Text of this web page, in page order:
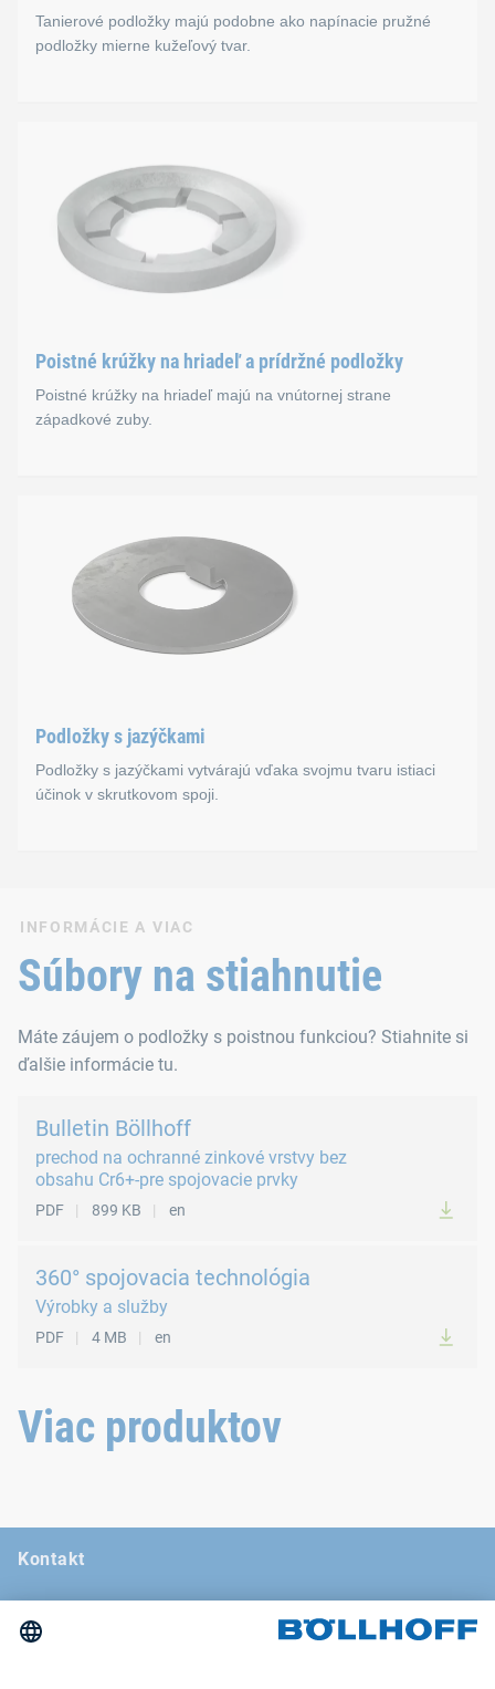
Tanierové podložky majú podobne ako napínacie pružné
podložky mierne kužeľový tvar.
Tanierové podložky majú podobne ako napínacie pružné
Normy
DIN 2093 B
DIN 2093 C
Poistné krúžky na hriadeľ a prídržné podložky
Poistné krúžky na hriadeľ majú na vnútornej strane
západkové zuby.
Poistné krúžky na hriadeľ majú na vnútornej strane
Normy
B 53062
Podložky s jazýčkami
Podložky s jazýčkami vytvárajú vďaka svojmu tvaru istiaci
účinok v skrutkovom spoji.
Istiaci účinok sa dosahuje pomocou jazýčkov alebo nosov
Normy
DIN 462
INFORMÁCIE A VIAC
Súbory na stiahnutie
Máte záujem o podložky s poistnou funkciou? Stiahnite si
ďalšie informácie tu.
Bulletin Böllhoff
prechod na ochranné zinkové vrstvy bez
obsahu Cr6+-pre spojovacie prvky
PDF 899 KB en
360° spojovacia technológia
Výrobky a služby
PDF 4 MB en
Viac produktov
Kontakt
Veľtrhy a semináre